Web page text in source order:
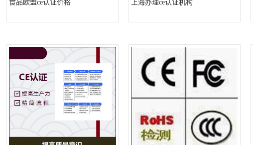
食品欧盟ce认证价格 上海办理ce认证机构